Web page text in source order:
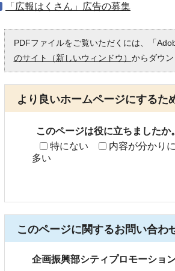
「広報はくさん」広告の募集
PDFファイルをご覧いただくには、「
のサイト（新しいウィンドウ） からダウン
より良いホームページにするた
このページは役に立ちましたか。
特にない
内容が分かり
多い
このページに関するお問い合わ
企画振興部シティプロモーショ